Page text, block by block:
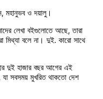
মহানুভব ও দয়ালু।
লেখা বইগুলোতে আছে, তারা
মিথ্যা বলে না। দুই. কারো সাথে
দুই হাজার বছর আগের এই
যা সবসময় মুখরিত থাকতো দেশ